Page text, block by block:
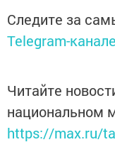
Следите за
Telegram-канале
Читайте
национальном
https://max.ru/